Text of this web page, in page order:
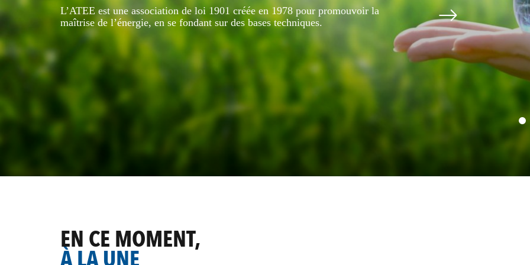
L’ATEE est une association de loi 1901 créée en 1978 pour promouvoir la
maîtrise de l’énergie, en se fondant sur des bases techniques.
EN CE MOMENT,